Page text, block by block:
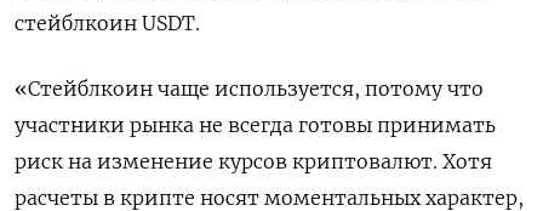
стейблкоин USDT.
«Стейблкоин чаще используется, потому что
участники рынка не всегда готовы принимать
риск на изменение курсов криптовалют. Хотя
расчеты в крипте носят моментальных характер,